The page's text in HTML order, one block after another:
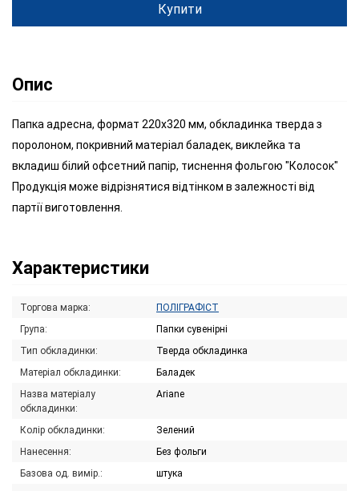
Купити
Опис
Папка адресна, формат 220х320 мм, обкладинка тверда з
поролоном, покривний матеріал баладек, виклейка та
вкладиш білий офсетний папір, тиснення фольгою "Колосок"
Продукція може відрізнятися відтінком в залежності від
партії виготовлення.
Характеристики
Торгова марка:
ПОЛІГРАФІСТ
Група:
Папки сувенірні
Тип обкладинки:
Тверда обкладинка
Матеріал обкладинки:
Баладек
Назва матеріалу
обкладинки:
Ariane
Колір обкладинки:
Зелений
Нанесення:
Без фольги
Базова од. вимір.:
штука